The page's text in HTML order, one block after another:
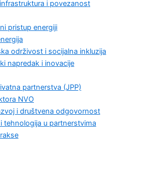
i povezanost
pristup energiji
održivost i socijalna inkluzija
napredak i inovacije
partnerstva (JPP)
NVO
i društvena odgovornost
tehnologija u partnerstvima